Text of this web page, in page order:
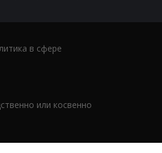
в сфере
или косвенно